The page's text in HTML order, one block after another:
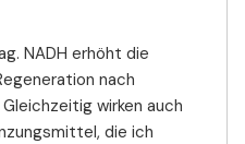
NADH erhöht die
nach
wirken auch
die ich